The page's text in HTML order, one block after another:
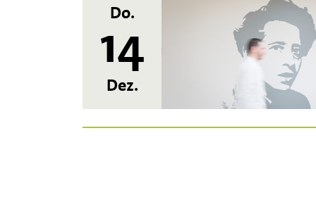
Do.
14
Dez.